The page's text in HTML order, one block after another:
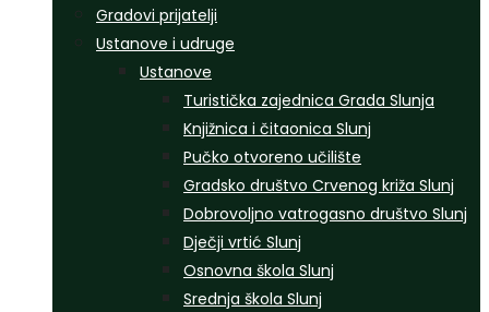
Gradovi prijatelji
Ustanove i udruge
Ustanove
Turistička zajednica Grada Slunja
Knjižnica i čitaonica Slunj
Pučko otvoreno učilište
Gradsko društvo Crvenog križa Slunj
Dobrovoljno vatrogasno društvo Slunj
Dječji vrtić Slunj
Osnovna škola Slunj
Srednja škola Slunj